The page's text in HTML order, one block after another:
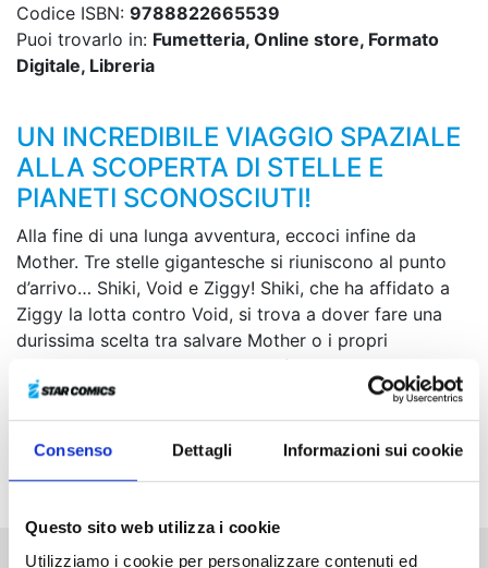
Consenso Dettagli Informazioni sui cookie
Questo sito web utilizza i cookie
Utilizziamo i cookie per personalizzare contenuti ed
Codice ISBN: 9788822665539
Puoi trovarlo in: Fumetteria, Online store, Formato
Digitale, Libreria
UN INCREDIBILE VIAGGIO SPAZIALE
ALLA SCOPERTA DI STELLE E
PIANETI SCONOSCIUTI!
Alla fine di una lunga avventura, eccoci infine da
Mother. Tre stelle gigantesche si riuniscono al punto
d’arrivo… Shiki, Void e Ziggy! Shiki, che ha affidato a
Ziggy la lotta contro Void, si trova a dover fare una
durissima scelta tra salvare Mother o i propri
compagni caduti. La vera identità di Mother, la sua
nascita, i legami di un destino deciso ventimila anni
prima… Dopo essere venuto a conoscenza di ogni
cosa, quale futuro sceglierà il nostro eroe coi poteri